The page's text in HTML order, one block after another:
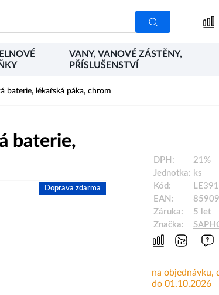
VANY, VANOVÉ ZÁSTĚNY,
PŘÍSLUŠENSTVÍ
baterie, lékařská páka, chrom
baterie,
Doprava zdarma
DPH:
21%
Jednotka: ks
Kód:
LE391
EAN:
Záruka:
5 let
Značka:
na objednávku,
do 01.10.2026